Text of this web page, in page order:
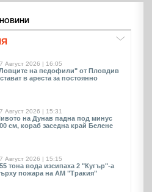
Август 2026 | 16:05
на педофили" от Пловдив
в ареста за постоянно
Август 2026 | 15:31
на Дунав падна под минус
см, кораб заседна край Белене
Август 2026 | 15:15
тона вода изсипаха 2 "Кугър"-а
пожара на АМ "Тракия"